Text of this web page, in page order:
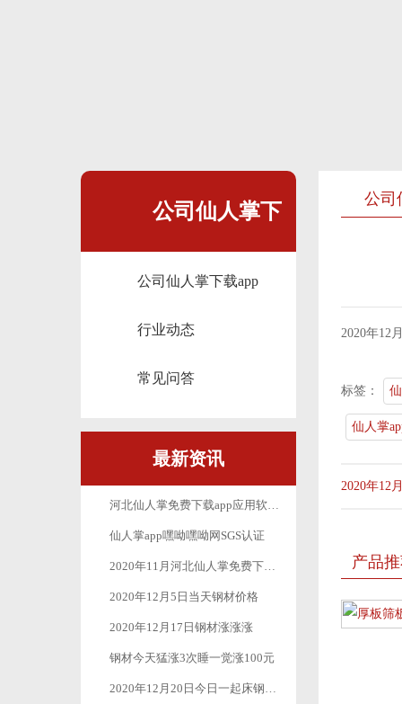
公司仙人掌下
载app
公司仙人掌下载app
行业动态
常见问答
最新资讯
河北仙人掌免费下载app应用软件丝网制品有限公司_十月一放假公告
仙人掌app嘿呦嘿呦网SGS认证
2020年11月河北仙人掌免费下载app应用软件丝网制品有限公司最新疫情防控工作
2020年12月5日当天钢材价格
2020年12月17日钢材涨涨涨
钢材今天猛涨3次睡一觉涨100元
2020年12月20日今日一起床钢材又是一波涨涨涨
公司
2020年12
标签：
仙人掌
2020年12
产品